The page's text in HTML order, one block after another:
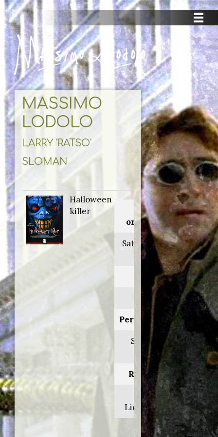
MASSIMO
LODOLO
LARRY 'RATSO'
SLOMAN
Halloween
killer
Titolo
originale:
Satan's little
helper
Anno:
2004
Personaggio:
Sindaco
Flarin
Regia di:
Jeff
Lieberman